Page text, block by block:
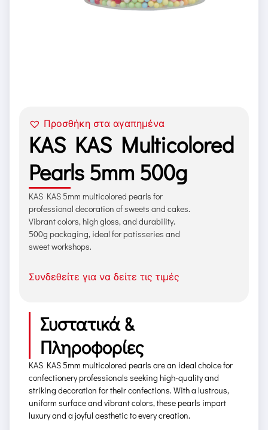
Προσθήκη στα αγαπημένα
KAS KAS Multicolored
Pearls 5mm 500g
KAS KAS 5mm multicolored pearls for
professional decoration of sweets and cakes.
Vibrant colors, high gloss, and durability.
500g packaging, ideal for patisseries and
sweet workshops.
Συνδεθείτε για να δείτε τις τιμές
Συστατικά &
Πληροφορίες
KAS KAS 5mm multicolored pearls are an ideal choice for
confectionery professionals seeking high-quality and
striking decoration for their confections. With a lustrous,
uniform surface and vibrant colors, these pearls impart
luxury and a joyful aesthetic to every creation.